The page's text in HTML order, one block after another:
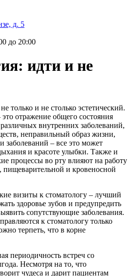
д. 5
до 20:00
идти и не
только и не столько эстетический.
отражение общего состояния
внутренних заболеваний,
неправильный образ жизни,
заболеваний – все это может
и красоте улыбки. Также и
процессы во рту влияют на работу
и кровеносной
визиты к стоматологу – лучший
здоровье зубов и предупредить
сопутствующие заболевания.
к стоматологу только
терпеть, что в корне
периодичность встреч со
Несмотря на то, что
чудеса и дарит пациентам